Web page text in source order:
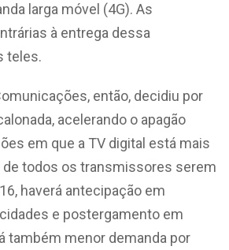
larga móvel (4G). As
à entrega dessa
teles.
então, decidiu por
acelerando o apagão
em que a TV digital está mais
de todos os transmissores serem
haverá antecipação em
e postergamento em
também menor demanda por